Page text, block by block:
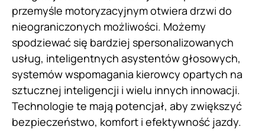
przemyśle motoryzacyjnym otwiera drzwi do
nieograniczonych możliwości. Możemy
spodziewać się bardziej spersonalizowanych
usług, inteligentnych asystentów głosowych,
systemów wspomagania kierowcy opartych na
sztucznej inteligencji i wielu innych innowacji.
Technologie te mają potencjał, aby zwiększyć
bezpieczeństwo, komfort i efektywność jazdy.